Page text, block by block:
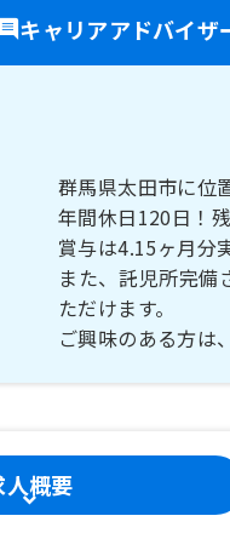
キャリアアドバイザ
群馬県太田市に位
年間休日120日！
賞与は4.15ヶ月分
また、託児所完
ただけます。
ご興味のある方は
人概要